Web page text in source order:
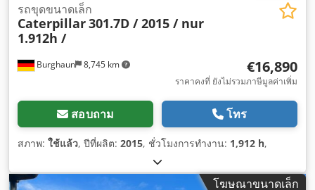
Burghaun 8,745 km
รถขุดขนาดเล็ก
Caterpillar301.7D / 2015 / nur
1.912h /
€16,890
ราคาคงที่ ยังไม่รวมภาษีมูลค่าเพิ่ม
สอบถาม โทร
สภาพ: ใช้แล้ว, ปีที่ผลิต: 2015, ชั่วโมงการทำงาน: 1,912 h,
โฆษณาขนาดเล็ก